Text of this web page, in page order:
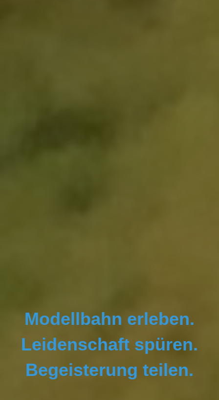
Modellbahn erleben.
Leidenschaft spüren.
Begeisterung teilen.